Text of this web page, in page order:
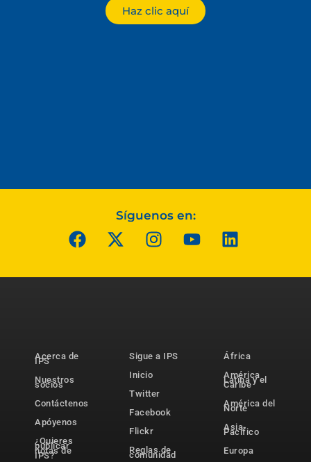
Haz clic aquí
Síguenos en:
Acerca de
IPS
Nuestros
socios
Contáctenos
Apóyenos
¿Quieres
publicar
notas de
IPS?
Sigue a IPS
Inicio
Twitter
Facebook
Flickr
Reglas de
comunidad
África
América
Latina y el
Caribe
América del
Norte
Asia-
Pacífico
Europa